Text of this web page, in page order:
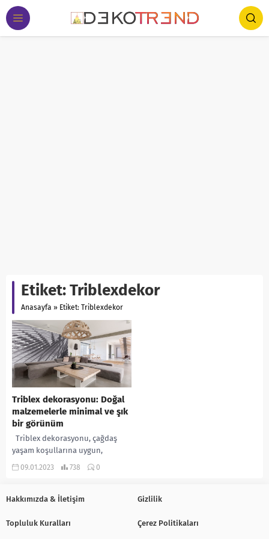
Etiket:Triblexdekor
Anasayfa » Etiket: Triblexdekor
Triblex dekorasyonu: Doğal
malzemelerle minimal ve şık
bir görünüm
Triblex dekorasyonu, çağdaş
yaşam koşullarına uygun,
dinamik ve esnek bir yaşam alanı
09.01.2023 738 0
Hakkımızda & İletişim Gizlilik
Topluluk Kuralları Çerez Politikaları